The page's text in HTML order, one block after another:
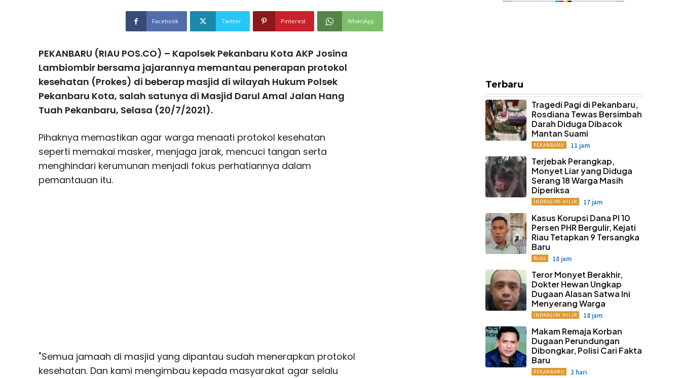
Facebook Twitter Pinterest WhatsApp
PEKANBARU (RIAU POS.CO) – Kapolsek Pekanbaru Kota AKP Josina
Lambiombir bersama jajarannya memantau penerapan protokol
kesehatan (Prokes) di beberap masjid di wilayah Hukum Polsek
Pekanbaru Kota, salah satunya di Masjid Darul Amal Jalan Hang
Tuah Pekanbaru, Selasa (20/7/2021).
Pihaknya memastikan agar warga menaati protokol kesehatan
seperti memakai masker, menjaga jarak, mencuci tangan serta
menghindari kerumunan menjadi fokus perhatiannya dalam
pemantauan itu.
"Semua jamaah di masjid yang dipantau sudah menerapkan protokol
kesehatan. Dan kami mengimbau kepada masyarakat agar selalu
Terbaru
Tragedi Pagi di Pekanbaru,
Rosdiana Tewas Bersimbah
Darah Diduga Dibacok
Mantan Suami
PEKANBARU 11 jam
Terjebak Perangkap,
Monyet Liar yang Diduga
Serang 18 Warga Masih
Diperiksa
INDRAGIRI HILIR 17 jam
Kasus Korupsi Dana PI 10
Persen PHR Bergulir, Kejati
Riau Tetapkan 9 Tersangka
Baru
RIAU 18 jam
Teror Monyet Berakhir,
Dokter Hewan Ungkap
Dugaan Alasan Satwa Ini
Menyerang Warga
INDRAGIRI HILIR 18 jam
Makam Remaja Korban
Dugaan Perundungan
Dibongkar, Polisi Cari Fakta
Baru
PEKANBARU 2 hari